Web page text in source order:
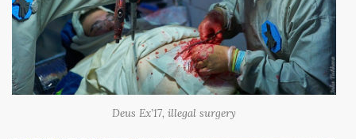
Deus Ex’17, illegal surgery